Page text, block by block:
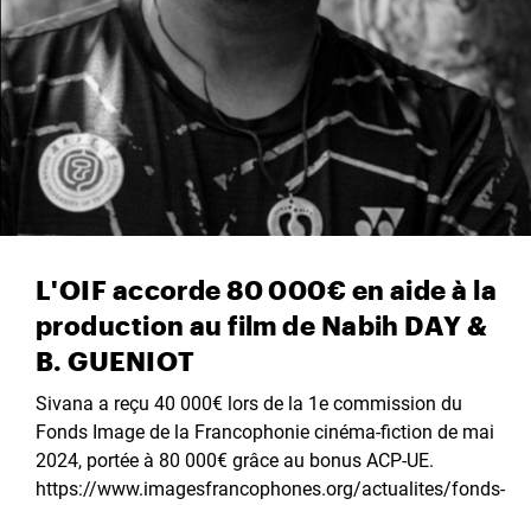
L'OIF accorde 80 000€ en aide à la
production au film de Nabih DAY &
B. GUENIOT
Sivana a reçu 40 000€ lors de la 1e commission du
Fonds Image de la Francophonie cinéma-fiction de mai
2024, portée à 80 000€ grâce au bonus ACP-UE.
https://www.imagesfrancophones.org/actualites/fonds-